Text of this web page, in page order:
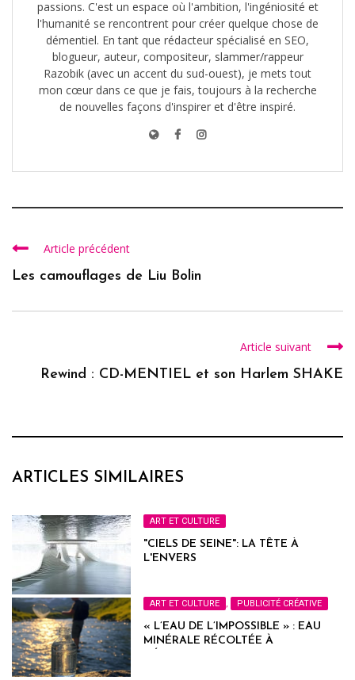
passions. C'est un espace où l'ambition, l'ingéniosité et
l'humanité se rencontrent pour créer quelque chose de
démentiel. En tant que rédacteur spécialisé en SEO,
blogueur, auteur, compositeur, slammer/rappeur
Razobik (avec un accent du sud-ouest), je mets tout
mon cœur dans ce que je fais, toujours à la recherche
de nouvelles façons d'inspirer et d'être inspiré.
Article précédent
Les camouflages de Liu Bolin
Article suivant
Rewind : CD-MENTIEL et son Harlem SHAKE
ARTICLES SIMILAIRES
ART ET CULTURE
"CIELS DE SEINE": LA TÊTE À
L'ENVERS
ART ET CULTURE , PUBLICITÉ CRÉATIVE
« L’EAU DE L’IMPOSSIBLE » : EAU
MINÉRALE RÉCOLTÉE À